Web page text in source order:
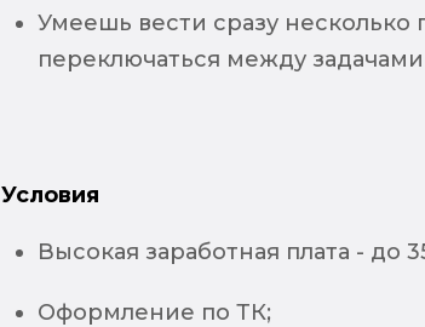
Умеешь вести сразу несколько
переключаться между
Условия
Высокая заработная плата - до
Оформление по ТК;